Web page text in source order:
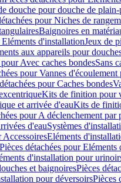
douche pour douche de plain-
pour Niches de
Baignoires en
d'installationJeux de
aux appareils pour
Avec caches bondesSans
pour Vannes
pour Caches bondes
Kits de finition pour
et arrivée d'eauKits de
pour A déclenchement par
d'eauSystèmes
AccessoiresEléments
Pièces détachées pour
d'installation pour
et baignoiresPièces
pour déversoirsPièces